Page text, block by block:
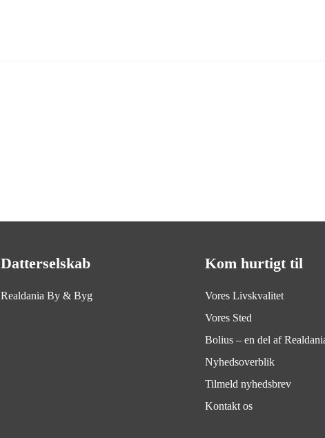
Datterselskab
Realdania By & Byg
Kom hurtigt til
Vores Livskvalitet
Vores Sted
Bolius – en del af
Nyhedsoverblik
Tilmeld nyhedsbrev
Kontakt os